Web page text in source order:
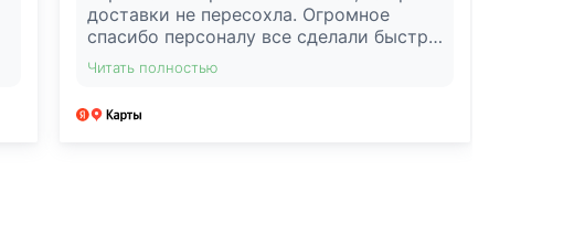
доставки не пересохла. Огромное
спасибо персоналу все сделали быстро
и качественно, приняли заказ, прислали
остаются на связи после получения
саженца и помогаются своими
Читать полностью